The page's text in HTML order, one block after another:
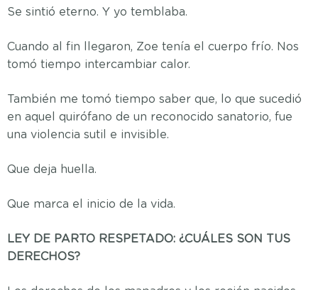
Se sintió eterno. Y yo temblaba.
Cuando al fin llegaron, Zoe tenía el cuerpo frío. Nos
tomó tiempo intercambiar calor.
También me tomó tiempo saber que, lo que sucedió
en aquel quirófano de un reconocido sanatorio, fue
una violencia sutil e invisible.
Que deja huella.
Que marca el inicio de la vida.
LEY DE PARTO RESPETADO: ¿CUÁLES SON TUS
DERECHOS?